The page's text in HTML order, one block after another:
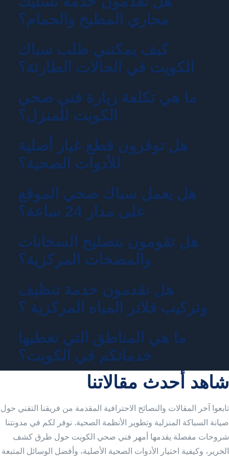
مجاري المطبخ والحمام؟
كيف يمكنني طلب سباك
الكويت في الحالات الطارئة؟
ما هي تكلفة زيارة فني صحي
الكويت للمنزل؟
هل توفرون قطع غيار أصلية
للأدوات الصحية؟
هل يعمل سباك صحي الموقع
على مدار 24 ساعة؟
هل تقومون بتصليح السخانات
والمضخات المركزية؟
هل تقدمون خدمة تنظيف
وتركيب فلاتر المياه المركزية ؟
ما هي المناطق التي تغطيها
خدماتكم في الكويت؟
شاهد أحدث مقالاتنا
تابعوا آخر المقالات والنصائح الاحترافية المقدمة من فريقنا التقني حول
صيانة السباكة المنزلية وتطوير الأنظمة الصحية. نوفر لكم في مدونتنا
شروحات مفصلة يقدمها أمهر فني صحي الكويت حول طرق كشف
الخرير، وكيفية اختيار الأدوات الصحية الأصلية، وأفضل الوسائل المتبعة